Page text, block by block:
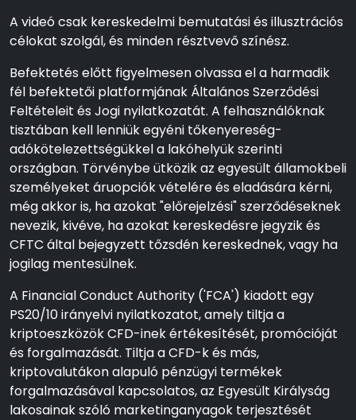
A videó csak kereskedelmi bemutatási és illusztrációs
célokat szolgál, és minden résztvevő színész.
Befektetés előtt figyelmesen olvassa el a harmadik
fél befektetői platformjának Általános Szerződési
Feltételeit és Jogi nyilatkozatát. A felhasználóknak
tisztában kell lenniük egyéni tőkenyereség-
adókötelezettségükkel a lakóhelyük szerinti
országban. Törvénybe ütközik az egyesült államokbeli
személyeket áruopciók vételére és eladására kérni,
még akkor is, ha azokat "előrejelzési" szerződéseknek
nevezik, kivéve, ha azokat kereskedésre jegyzik és
CFTC által bejegyzett tőzsdén kereskednek, vagy ha
jogilag mentesülnek.
A Financial Conduct Authority ('FCA') kiadott egy
PS20/10 irányelvi nyilatkozatot, amely tiltja a
kriptoeszközök CFD-inek értékesítését, promócióját
és forgalmazását. Tiltja a CFD-k és más,
kriptovalutákon alapuló pénzügyi termékek
forgalmazásával kapcsolatos, az Egyesült Királyság
lakosainak szóló marketinganyagok terjesztését